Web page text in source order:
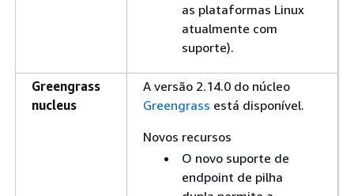
as plataformas Linux
atualmente com
suporte).
Greengrass
nucleus
A versão 2.14.0 do núcleo
Greengrass está disponível.
Novos recursos
O novo suporte de
endpoint de pilha